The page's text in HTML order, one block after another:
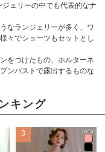
ェリーの中でも代表的なナ
なランジェリーが多く、ワ
々でショーツもセットとし
をつけたもの、ホルターネ
ンバストで露出するものな
キング
3